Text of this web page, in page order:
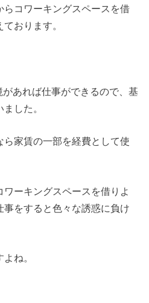
コワーキングスペースを借
おります。
あれば仕事ができるので、基
した。
家賃の一部を経費として使
ーキングスペースを借りよ
事をすると色々な誘惑に負け
ね。